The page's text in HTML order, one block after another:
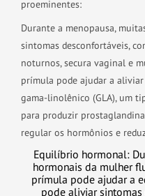
proeminentes:
Durante a menopausa,
sintomas desconfortáveis,
noturnos, secura vaginal e
prímula pode ajudar a
gama-linolênico (GLA), um
para produzir
regular os hormônios e
Equilíbrio hormonal:
hormonais da mulher
prímula pode ajudar a
pode aliviar sintomas